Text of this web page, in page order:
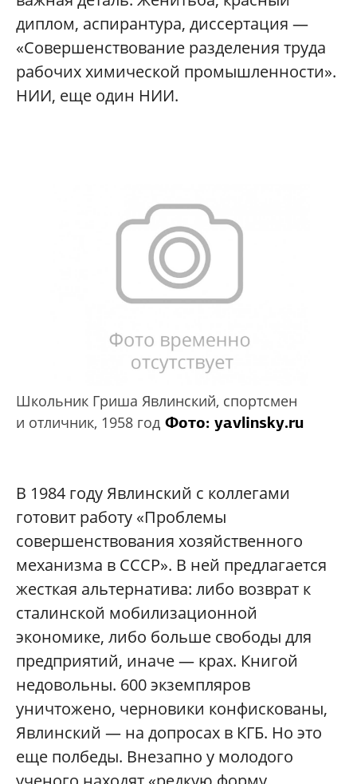
диплом, аспирантура, диссертация —
«Совершенствование разделения труда
рабочих химической промышленности».
НИИ, еще один НИИ.
Школьник Гриша Явлинский, спортсмен
и отличник, 1958 год Фото: yavlinsky.ru
В 1984 году Явлинский с коллегами
готовит работу «Проблемы
совершенствования хозяйственного
механизма в СССР». В ней предлагается
жесткая альтернатива: либо возврат к
сталинской мобилизационной
экономике, либо больше свободы для
предприятий, иначе — крах. Книгой
недовольны. 600 экземпляров
уничтожено, черновики конфискованы,
Явлинский — на допросах в КГБ. Но это
еще полбеды. Внезапно у молодого